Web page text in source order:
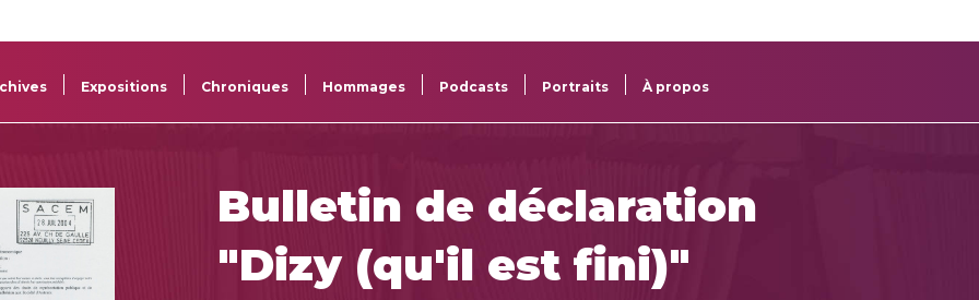
Sacem
projets
Sacem
des œuvres
Expositions Chroniques Hommages Podcasts Portraits À propos
Bulletin de déclaration
"Dizy (qu'il est fini)"